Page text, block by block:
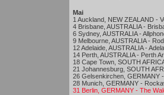
Mai
1 Auckland, NEW ZEALAND -
4 Brisbane, AUSTRALIA -
6 Sydney, AUSTRALIA -
9 Melbourne, AUSTRALIA -
12 Adelaide, AUSTRALIA -
14 Perth, AUSTRALIA - Perth
18 Cape Town, SOUTH
21 Johannesburg, SOUTH
26 Gelsenkirchen, GERMANY
28 Munich, GERMANY -
31 Berlin, GERMANY - The